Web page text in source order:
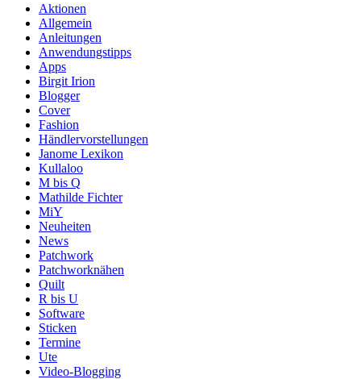
Aktionen
Allgemein
Anleitungen
Anwendungstipps
Apps
Birgit Irion
Blogger
Cover
Fashion
Händlervorstellungen
Janome Lexikon
Kullaloo
M bis Q
Mathilde Fichter
MiY
Neuheiten
News
Patchwork
Patchworknähen
Quilt
R bis U
Software
Sticken
Termine
Ute
Video-Blogging